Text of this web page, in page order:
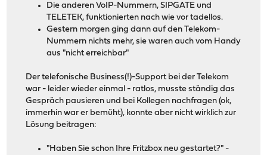
Die anderen VoIP-Nummern, SIPGATE und
TELETEK, funktionierten nach wie vor tadellos.
Gestern morgen ging dann auf den Telekom-
Nummern nichts mehr, sie waren auch vom Handy
aus "nicht erreichbar"
Der telefonische Business(!)-Support bei der Telekom
war - leider wieder einmal - ratlos, musste ständig das
Gespräch pausieren und bei Kollegen nachfragen (ok,
immerhin war er bemüht), konnte aber nicht wirklich zur
Lösung beitragen:
"Haben Sie schon Ihre Fritzbox neu gestartet?" -